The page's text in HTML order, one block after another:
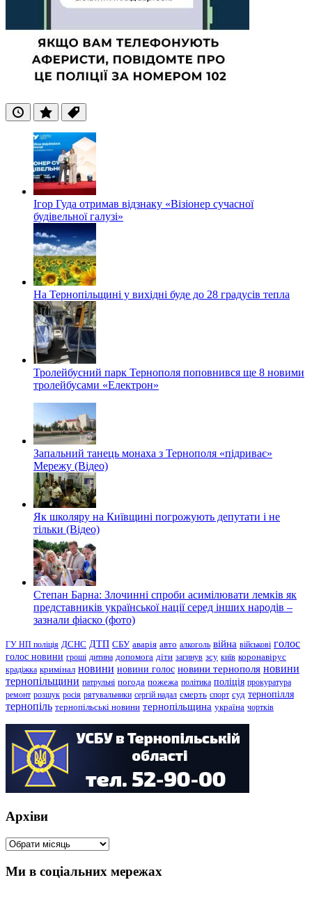
ОстанніПопулярні
Теги
Ігор Гуда отримав відзнаку «Візіонер сучасної
будівельної галузі»
На Тернопільщині у вихідні буде до 28 градусів тепла
Тролейбусний парк Тернополя поповнився ще 8 новими
тролейбусами «Електрон»
Запальний танець монаха з Тернополя «підриває»
Мережу (Відео)
Як школяру на Київщині погрожують депутати і не
тільки (Відео)
Степан Барна: Злочинні спроби асимілювати лемків як
представників української нації серед інших народів –
зазнали фіаско (фото)
ГУ НП поліція ДСНС ДТП СБУ аварія авто алкоголь війна військові голос
голос новини гроші дитина допомога діти загинув зсу київ коронавірус
крадіжка кримінал новини новини голос новини тернополя новини
тернопільщини патрульні погода пожежа політика поліція прокуратура
ремонт розшук росія рятувальники сергій надал смерть спорт суд тернопілля
тернопіль тернопільські новини тернопільщина україна чортків
Архіви
Архіви
Ми в соціальних мережах